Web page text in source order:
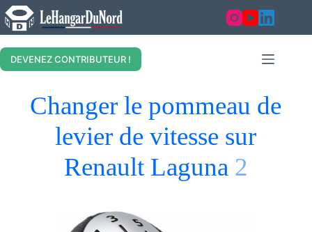
DEVENEZ CONTRIBUTEUR !
Changer le pommeau de
levier de vitesse sur
Renault Laguna 2